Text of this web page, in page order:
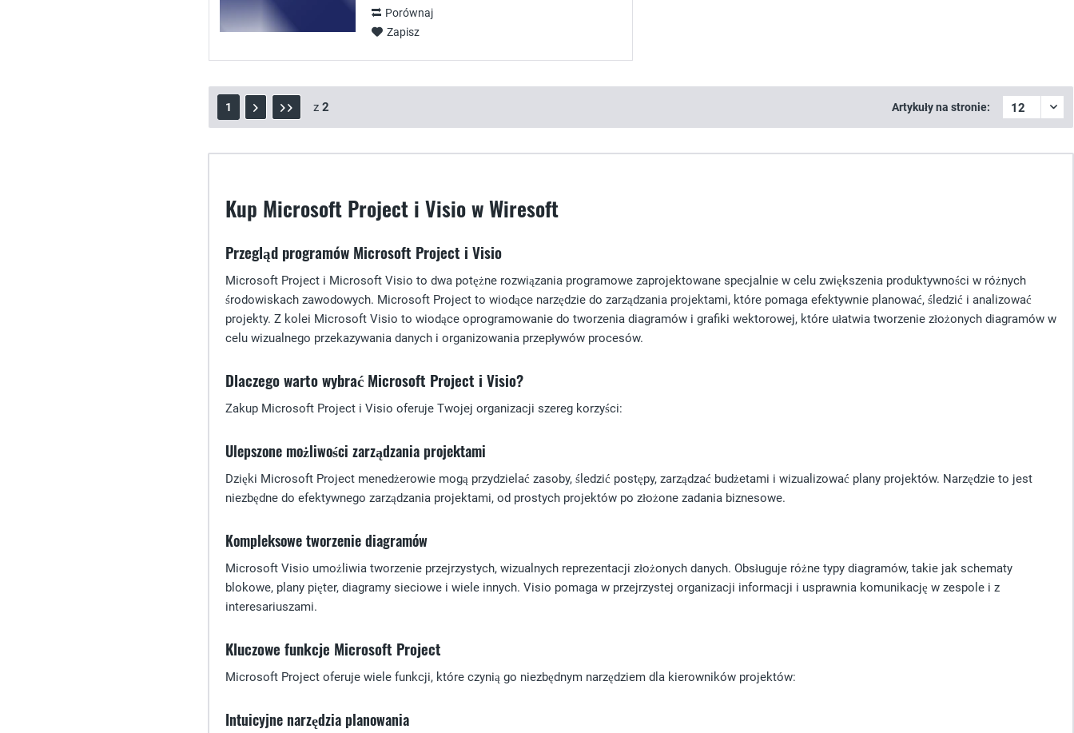
Porównaj
Zapisz
1 z 2 Artykuły na stronie:
Kup Microsoft Project i Visio w Wiresoft
Przegląd programów Microsoft Project i Visio
Microsoft Project i Microsoft Visio to dwa potężne rozwiązania programowe zaprojektowane specjalnie w celu zwiększenia produktywności w różnych
środowiskach zawodowych. Microsoft Project to wiodące narzędzie do zarządzania projektami, które pomaga efektywnie planować, śledzić i analizować
projekty. Z kolei Microsoft Visio to wiodące oprogramowanie do tworzenia diagramów i grafiki wektorowej, które ułatwia tworzenie złożonych diagramów w
celu wizualnego przekazywania danych i organizowania przepływów procesów.
Dlaczego warto wybrać Microsoft Project i Visio?
Zakup Microsoft Project i Visio oferuje Twojej organizacji szereg korzyści:
Ulepszone możliwości zarządzania projektami
Dzięki Microsoft Project menedżerowie mogą przydzielać zasoby, śledzić postępy, zarządzać budżetami i wizualizować plany projektów. Narzędzie to jest
niezbędne do efektywnego zarządzania projektami, od prostych projektów po złożone zadania biznesowe.
Kompleksowe tworzenie diagramów
Microsoft Visio umożliwia tworzenie przejrzystych, wizualnych reprezentacji złożonych danych. Obsługuje różne typy diagramów, takie jak schematy
blokowe, plany pięter, diagramy sieciowe i wiele innych. Visio pomaga w przejrzystej organizacji informacji i usprawnia komunikację w zespole i z
interesariuszami.
Kluczowe funkcje Microsoft Project
Microsoft Project oferuje wiele funkcji, które czynią go niezbędnym narzędziem dla kierowników projektów:
Intuicyjne narzędzia planowania